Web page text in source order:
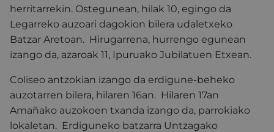
herritarrekin. Ostegunean, hilak 10, egingo da
Legarreko auzoari dagokion bilera udaletxeko
Batzar Aretoan. Hirugarrena, hurrengo egunean
izango da, azaroak 11, Ipuruako Jubilatuen Etxean.
Coliseo antzokian izango da erdigune-beheko
auzotarren bilera, hilaren 16an. Hilaren 17an
Amañako auzokoen txanda izango da, parrokiako
lokaletan. Erdiguneko batzarra Untzagako